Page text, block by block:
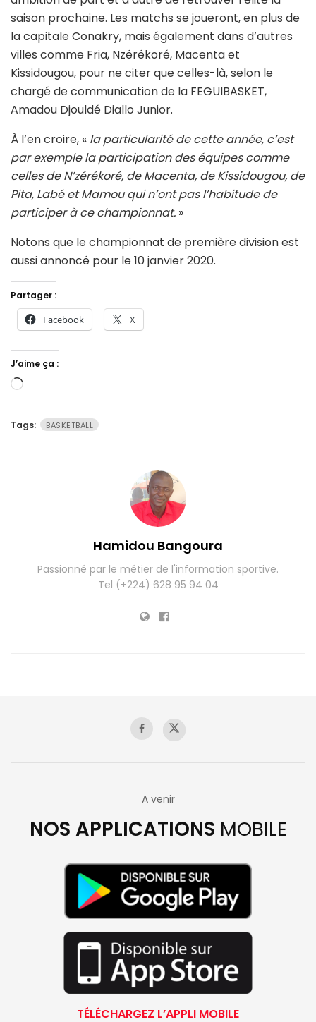
saison prochaine. Les matchs se joueront, en plus de
la capitale Conakry, mais également dans d’autres
villes comme Fria, Nzérékoré, Macenta et
Kissidougou, pour ne citer que celles-là, selon le
chargé de communication de la FEGUIBASKET,
Amadou Djouldé Diallo Junior.
À l’en croire, « la particularité de cette année, c’est
par exemple la participation des équipes comme
celles de N’zérékoré, de Macenta, de Kissidougou, de
Pita, Labé et Mamou qui n’ont pas l’habitude de
participer à ce championnat. »
Notons que le championnat de première division est
aussi annoncé pour le 10 janvier 2020.
Partager :
Facebook X
J’aime ça :
Chargement…
Tags: BASKETBALL
Hamidou Bangoura
Passionné par le métier de l'information sportive.
Tel (+224) 628 95 94 04
A venir
NOS APPLICATIONS MOBILE
TÉLÉCHARGEZ L’APPLI MOBILE